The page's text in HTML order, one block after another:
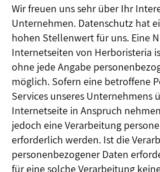
Wir freuen uns sehr über Ihr
Unternehmen. Datenschutz hat
hohen Stellenwert für uns. Eine
Internetseiten von Herboristeria
ohne jede Angabe
möglich. Sofern eine betroffene
Services unseres Unternehmens
Internetseite in Anspruch
jedoch eine Verarbeitung
erforderlich werden. Ist die
personenbezogener Daten
für eine solche Verarbeitung